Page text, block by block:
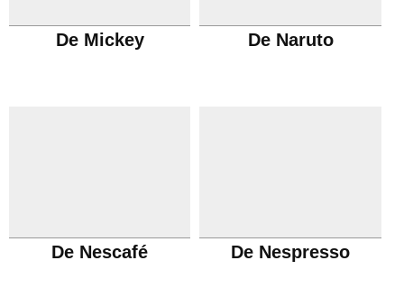
De Mickey De Naruto
De Nescafé De Nespresso